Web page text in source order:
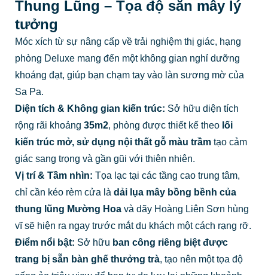
Thung Lũng – Tọa độ săn mây lý
tưởng
Móc xích từ sự nâng cấp về trải nghiệm thị giác, hạng
phòng Deluxe mang đến một không gian nghỉ dưỡng
khoáng đạt, giúp bạn chạm tay vào làn sương mờ của
Sa Pa.
Diện tích & Không gian kiến trúc: Sở hữu diện tích
rộng rãi khoảng 35m2, phòng được thiết kế theo lối
kiến trúc mở, sử dụng nội thất gỗ màu trầmtạo cảm
giác sang trọng và gần gũi với thiên nhiên.
Vị trí & Tầm nhìn: Tọa lạc tại các tầng cao trung tâm,
chỉ cần kéo rèm cửa là dải lụa mây bồng bềnh của
thung lũng Mường Hoavà dãy Hoàng Liên Sơn hùng
vĩ sẽ hiện ra ngay trước mắt du khách một cách rạng rỡ.
Điểm nổi bật: Sở hữu ban công riêng biệt được
trang bị sẵn bàn ghế thưởng trà, tạo nên một tọa độ